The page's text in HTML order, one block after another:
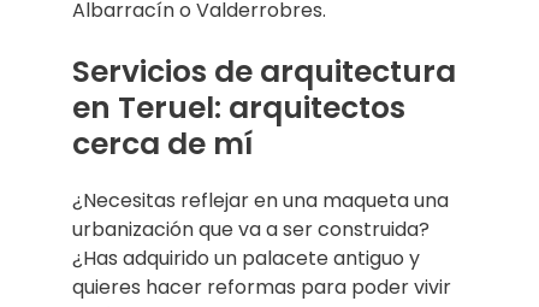
Albarracín o Valderrobres.
Servicios de arquitectura
en Teruel: arquitectos
cerca de mí
¿Necesitas reflejar en una maqueta una
urbanización que va a ser construida?
¿Has adquirido un palacete antiguo y
quieres hacer reformas para poder vivir